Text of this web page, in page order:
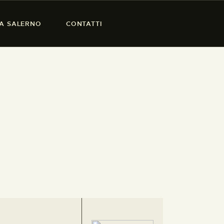
SALERNO CONTATTI